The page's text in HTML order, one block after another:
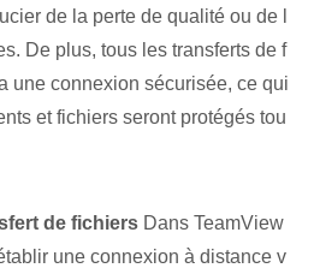
de la perte de qualité ou de l
De plus, tous les transferts de f
une connexion sécurisée, ce qui
et fichiers seront protégés tou
de fichiers Dans TeamView
une connexion à distance v